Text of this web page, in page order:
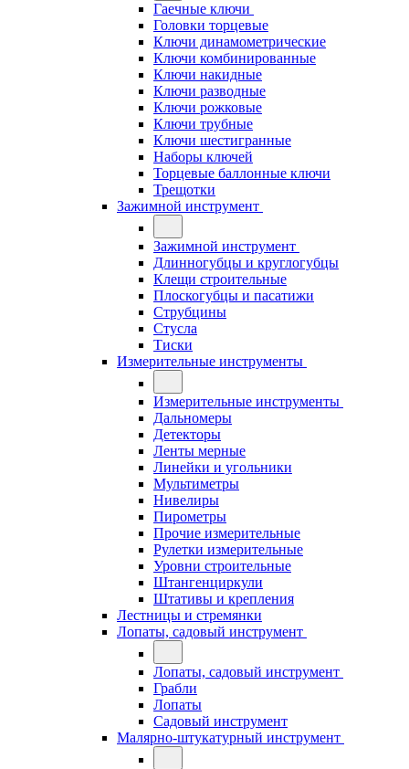
Гаечные ключи
Головки торцевые
Ключи динамометрические
Ключи комбинированные
Ключи накидные
Ключи разводные
Ключи рожковые
Ключи трубные
Ключи шестигранные
Наборы ключей
Торцевые баллонные ключи
Трещотки
Зажимной инструмент
Зажимной инструмент
Длинногубцы и круглогубцы
Клещи строительные
Плоскогубцы и пасатижи
Струбцины
Стусла
Тиски
Измерительные инструменты
Измерительные инструменты
Дальномеры
Детекторы
Ленты мерные
Линейки и угольники
Мультиметры
Нивелиры
Пирометры
Прочие измерительные
Рулетки измерительные
Уровни строительные
Штангенциркули
Штативы и крепления
Лестницы и стремянки
Лопаты, садовый инструмент
Лопаты, садовый инструмент
Грабли
Лопаты
Садовый инструмент
Малярно-штукатурный инструмент